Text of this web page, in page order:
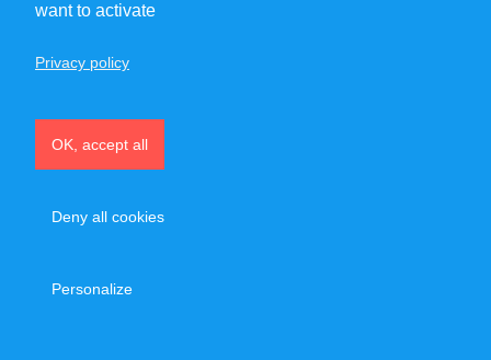
want to activate
OK, accept all
Deny all cookies
Personalize
Privacy policy